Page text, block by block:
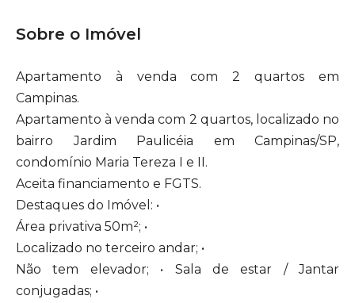
Sobre o Imóvel
Apartamento à venda com 2 quartos em
Campinas.
Apartamento à venda com 2 quartos, localizado no
bairro Jardim Paulicéia em Campinas/SP,
condomínio Maria Tereza I e II.
Aceita financiamento e FGTS.
Destaques do Imóvel: •
Área privativa 50m²; •
Localizado no terceiro andar; •
Não tem elevador; • Sala de estar / Jantar
conjugadas; •